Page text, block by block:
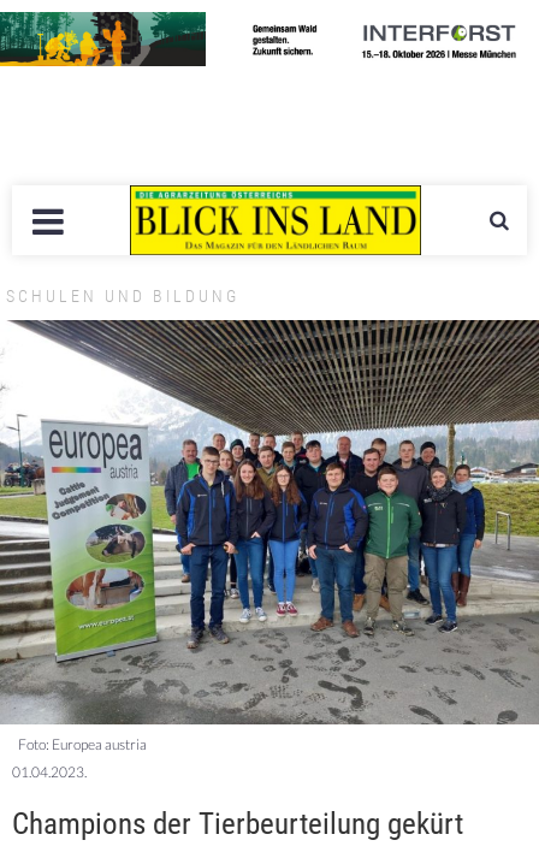
SCHULEN UND BILDUNG
Foto: Europea austria
01.04.2023.
Champions der Tierbeurteilung gekürt